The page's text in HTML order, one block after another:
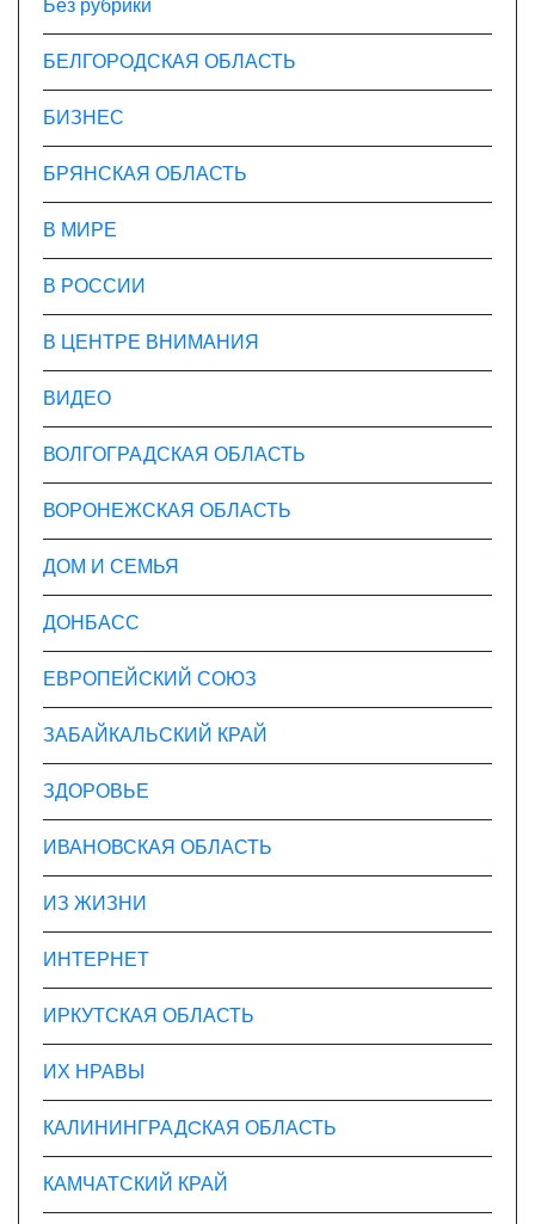
БЕЛГОРОДСКАЯ ОБЛАСТЬ
БИЗНЕС
БРЯНСКАЯ ОБЛАСТЬ
В МИРЕ
В РОССИИ
В ЦЕНТРЕ ВНИМАНИЯ
ВИДЕО
ВОЛГОГРАДСКАЯ ОБЛАСТЬ
ВОРОНЕЖСКАЯ ОБЛАСТЬ
ДОМ И СЕМЬЯ
ДОНБАСС
ЕВРОПЕЙСКИЙ СОЮЗ
ЗАБАЙКАЛЬСКИЙ КРАЙ
ЗДОРОВЬЕ
ИВАНОВСКАЯ ОБЛАСТЬ
ИЗ ЖИЗНИ
ИНТЕРНЕТ
ИРКУТСКАЯ ОБЛАСТЬ
ИХ НРАВЫ
КАЛИНИНГРАДCКАЯ ОБЛАСТЬ
КАМЧАТСКИЙ КРАЙ